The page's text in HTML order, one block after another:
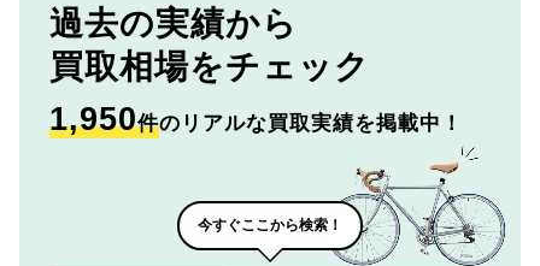
過去の実績から
買取相場をチェック
1,950件のリアルな買取実績を掲載中！
今すぐここから検索！